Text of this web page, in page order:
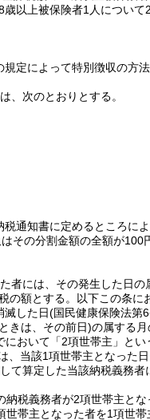
以上被保険者1人について
規定によって特別徴収の方
、次のとおりとする。
通知書に定めるところによ
その分割金額の全額が
者には、その発生した日
の額とする。以下この条に
滅した日(国民健康保険法第
きは、その前日)の属する
において「2項世帯主」とい
、当該1項世帯主となった
て算定した当該納税義務者
税義務者が2項世帯主と
世帯主となった者を1項世